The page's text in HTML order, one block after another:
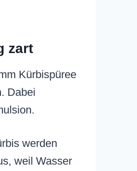
zart
Kürbispüree
Dabei
werden
weil Wasser